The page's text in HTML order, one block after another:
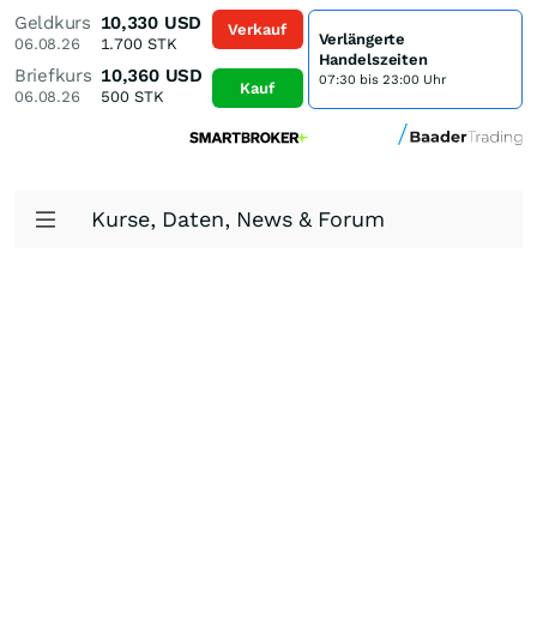
Geldkurs
06.08.26
10,330 USD
1.700STK
Briefkurs
06.08.26
10,360 USD
500STK
Verkauf
Kauf
Verlängerte
Handelszeiten
07:30 bis 23:00 Uhr
Kurse, Daten, News & Forum